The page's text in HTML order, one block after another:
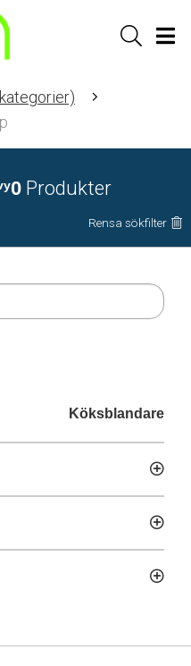
Sök
0 Produkter
Rensa sökfilter
Köksblandare